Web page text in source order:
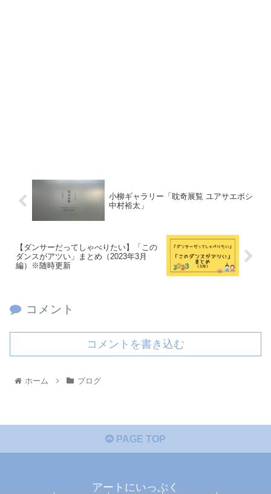
小柳ギャラリー「耽奇展覧 ユアサエボシ
中村裕太」
【ダンサーだってしゃべりたい】「この
ダンスがアツい」まとめ（2023年3月
編）※随時更新
コメント
コメントを書き込む
ホーム ブログ
PAGE TOP
アートにいっぷく